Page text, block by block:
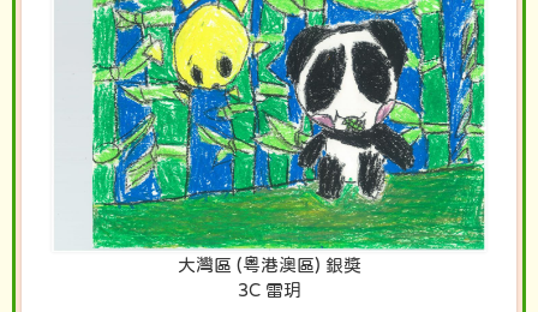
大灣區 (粵港澳區) 銀獎
3C 雷玥